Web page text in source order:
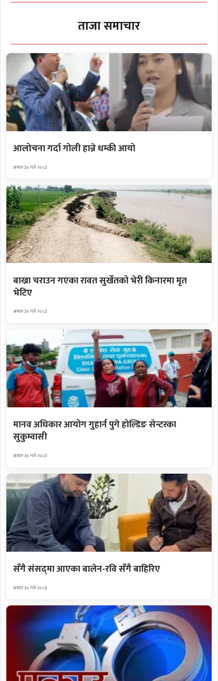
ताजा समाचार
आलोचना गर्दा गोली हान्ने धम्की आयो
असार ३० गते २०८३
बाख्रा चराउन गएका रावत सुर्खेतको भेरी किनारमा मृत
भेटिए
असार ३० गते २०८३
मानव अधिकार आयोग गुहार्न पुगे होल्डिङ सेन्टरका
सुकुम्वासी
असार ३० गते २०८३
सँगै संसद्‌मा आएका बालेन-रवि सँगै बाहिरिए
असार ३० गते २०८३